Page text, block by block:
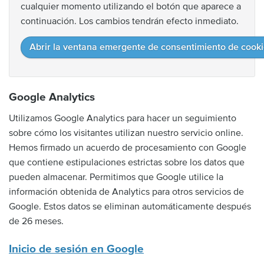
cualquier momento utilizando el botón que aparece a
continuación. Los cambios tendrán efecto inmediato.
Abrir la ventana emergente de consentimiento de
Google Analytics
Utilizamos Google Analytics para hacer un seguimiento
sobre cómo los visitantes utilizan nuestro servicio online.
Hemos firmado un acuerdo de procesamiento con Google
que contiene estipulaciones estrictas sobre los datos que
pueden almacenar. Permitimos que Google utilice la
información obtenida de Analytics para otros servicios de
Google. Estos datos se eliminan automáticamente después
de 26 meses.
Inicio de sesión en Google